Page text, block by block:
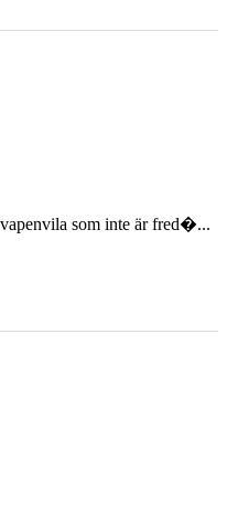
som inte är fred�...